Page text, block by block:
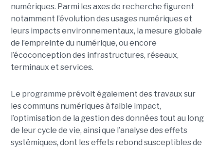
numériques. Parmi les axes de recherche figurent
notamment l’évolution des usages numériques et
leurs impacts environnementaux, la mesure globale
de l’empreinte du numérique, ou encore
l’écoconception des infrastructures, réseaux,
terminaux et services.
Le programme prévoit également des travaux sur
les communs numériques à faible impact,
l’optimisation de la gestion des données tout au long
de leur cycle de vie, ainsi que l’analyse des effets
systémiques, dont les effets rebond susceptibles de